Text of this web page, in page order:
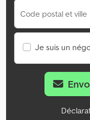
Code postal et ville
Je suis un